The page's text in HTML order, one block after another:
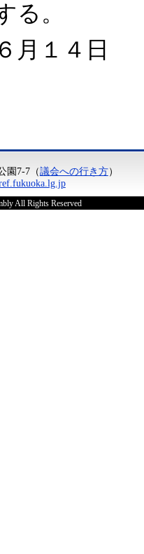
る。
月１４日
園7-7（議会への行き方）
All Rights Reserved